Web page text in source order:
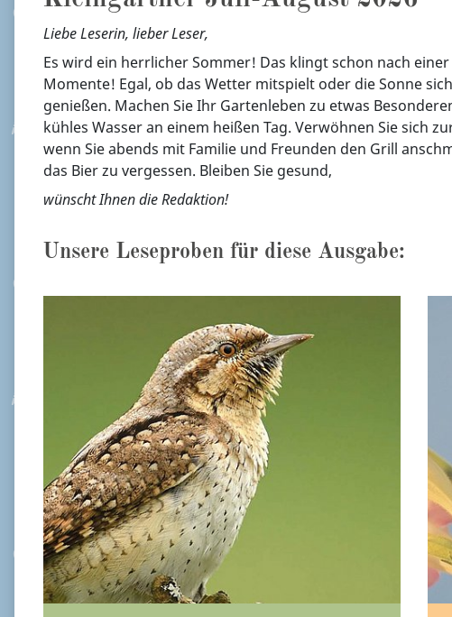
Liebe Leserin, lieber Leser,
Es wird ein herrlicher Sommer! Das klingt schon nach
Momente! Egal, ob das Wetter mitspielt oder die Sonne
genießen. Machen Sie Ihr Gartenleben zu etwas
kühles Wasser an einem heißen Tag. Verwöhnen Sie sich
wenn Sie abends mit Familie und Freunden den Grill
das Bier zu vergessen. Bleiben Sie gesund,
wünscht Ihnen die Redaktion!
Unsere Leseproben für diese Ausgabe: